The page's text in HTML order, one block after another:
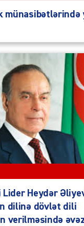
münasibətlərində
Lider Heydər
dilinə dövlət dili
verilməsində